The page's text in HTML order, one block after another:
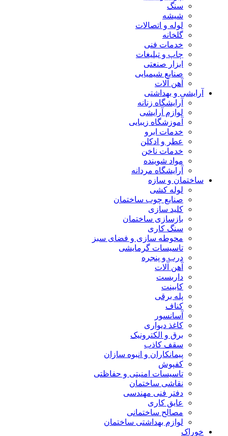
سنگ
شیشه
لوله و اتصالات
گلخانه
خدمات فنی
چاپ و تبلیغات
ابزار صنعتی
صنایع شیمیایی
آهن آلات
آرایشی و بهداشتی
آرایشگاه زنانه
لوازم آرایشی
آموزشگاه زیبایی
خدمات ابرو
عطر و ادکلن
خدمات ناخن
مواد شوینده
آرایشگاه مردانه
ساختمان و سازه
لوله کشی
صنایع چوب ساختمان
کلید سازی
بازسازی ساختمان
سنگ کاری
محوطه سازی و فضای سبز
تاسیسات گرمایشی
درب و پنجره
آهن آلات
داربست
کابینت
پله برقی
کناف
آسانسور
کاغذ دیواری
برق و الکترونیک
سقف کاذب
پیمانکاران و انبوه سازان
کفپوش
تاسیسات امنیتی و حفاظتی
نقاشی ساختمان
دفتر فنی مهندسی
عایق کاری
مصالح ساختمانی
لوازم بهداشتی ساختمان
خوراک